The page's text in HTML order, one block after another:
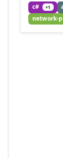
c# ×1
network-